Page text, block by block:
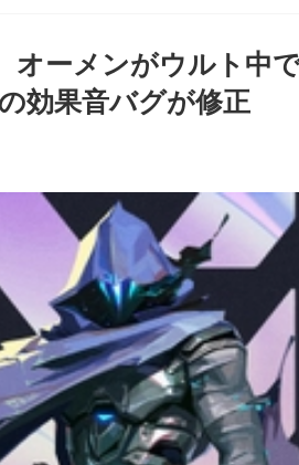
オーメンがウルト中
効果音バグが修正